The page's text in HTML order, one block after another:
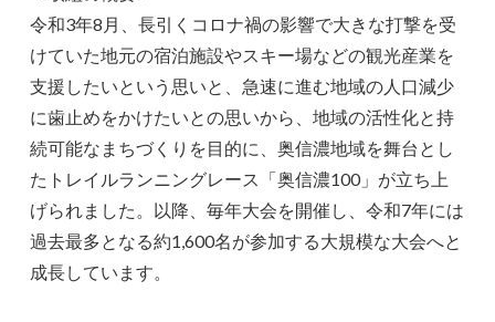
令和3年8月、長引くコロナ禍の影響で大きな打撃を受
けていた地元の宿泊施設やスキー場などの観光産業を
支援したいという思いと、急速に進む地域の人口減少
に歯止めをかけたいとの思いから、地域の活性化と持
続可能なまちづくりを目的に、奥信濃地域を舞台とし
たトレイルランニングレース「奥信濃100」が立ち上
げられました。以降、毎年大会を開催し、令和7年には
過去最多となる約1,600名が参加する大規模な大会へと
成長しています。